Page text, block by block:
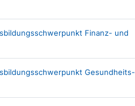
Finanz- und
Gesundheits-